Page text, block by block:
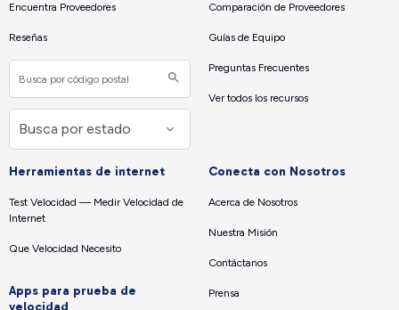
Encuentra Proveedores
Reseñas
Comparación de Proveedores
Guías de Equipo
Preguntas Frecuentes
Ver todos los recursos
Herramientas de internet
Test Velocidad — Medir Velocidad de
Internet
Que Velocidad Necesito
Apps para prueba de
velocidad
Conecta con Nosotros
Acerca de Nosotros
Nuestra Misión
Contáctanos
Prensa